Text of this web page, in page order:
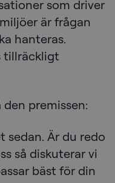
som driver
är frågan
hanteras.
tillräckligt
premissen:
sedan. Är du redo
så diskuterar vi
bäst för din